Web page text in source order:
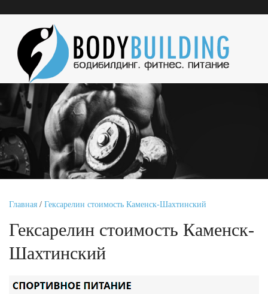
Главная / Гексарелин стоимость Каменск-Шахтинский
Гексарелин стоимость Каменск-
Шахтинский